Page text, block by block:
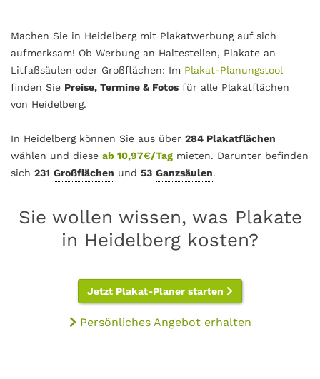
Machen Sie in Heidelberg mit Plakatwerbung auf sich
aufmerksam! Ob Werbung an Haltestellen, Plakate an
Litfaßsäulen oder Großflächen: Im Plakat-Planungstool
finden Sie Preise, Termine & Fotos für alle Plakatflächen
von Heidelberg.
In Heidelberg können Sie aus über 284 Plakatflächen
wählen und diese ab 10,97€/Tag mieten. Darunter befinden
sich 231 Großflächen und 53 Ganzsäulen.
Sie wollen wissen, was Plakate
in Heidelberg kosten?
Jetzt Plakat-Planer starten
Persönliches Angebot erhalten